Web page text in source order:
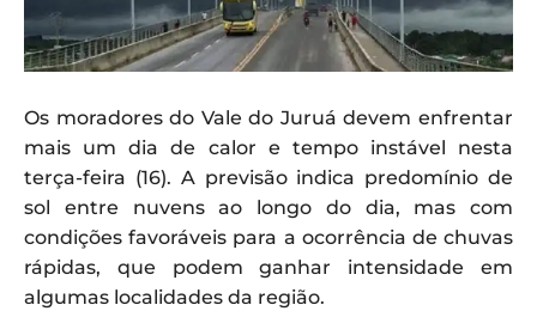
Os moradores do Vale do Juruá devem enfrentar
mais um dia de calor e tempo instável nesta
terça-feira (16). A previsão indica predomínio de
sol entre nuvens ao longo do dia, mas com
condições favoráveis para a ocorrência de chuvas
rápidas, que podem ganhar intensidade em
algumas localidades da região.